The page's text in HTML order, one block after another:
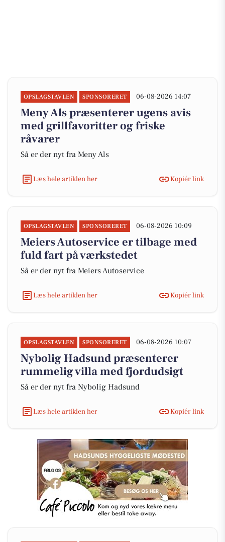
OPSLAGSTAVLEN SPONSORERET 06-08-2026 14:07
Meny Als præsenterer ugens avis
med grillfavoritter og friske
råvarer
Så er der nyt fra Meny Als
Læs hele artiklen her Kopiér link
OPSLAGSTAVLEN SPONSORERET 06-08-2026 10:09
Meiers Autoservice er tilbage med
fuld fart på værkstedet
Så er der nyt fra Meiers Autoservice
Læs hele artiklen her Kopiér link
OPSLAGSTAVLEN SPONSORERET 06-08-2026 10:07
Nybolig Hadsund præsenterer
rummelig villa med fjordudsigt
Så er der nyt fra Nybolig Hadsund
Læs hele artiklen her Kopiér link